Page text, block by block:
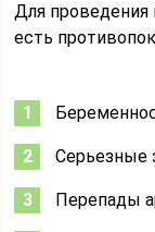
Для проведения
есть
Серьезные
Перепады